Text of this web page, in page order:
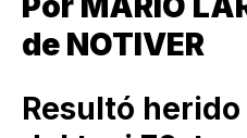
de NOTIVER
Resultó